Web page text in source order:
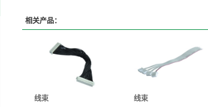
相关产品：
线束 线束